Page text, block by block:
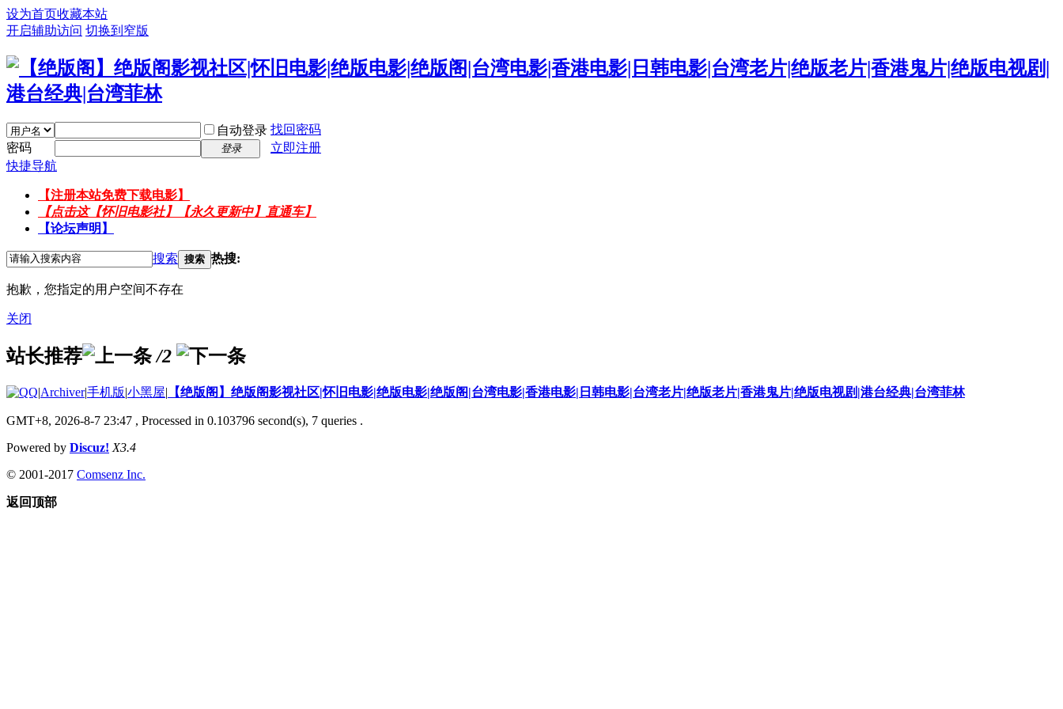
设为首页收藏本站
开启辅助访问 切换到窄版
自动登录 找回密码
密码
登录
立即注册
快捷导航
【注册本站免费下载电影】
【点击这【怀旧电影社】【永久更新中】直通车】
【论坛声明】
搜索 搜索 热搜:
抱歉，您指定的用户空间不存在
关闭
站长推荐 /2
|Archiver|手机版|小黑屋| 【绝版阁】绝版阁影视社区|怀旧电影|绝版电影|绝版阁|台湾电影|香港电影|日韩电影|台湾老片|绝版老片|香港鬼片|绝版电视剧|港台经典|台湾菲林
GMT+8, 2026-8-7 23:47 , Processed in 0.103796 second(s), 7 queries .
Powered by Discuz! X3.4
© 2001-2017 Comsenz Inc.
返回顶部